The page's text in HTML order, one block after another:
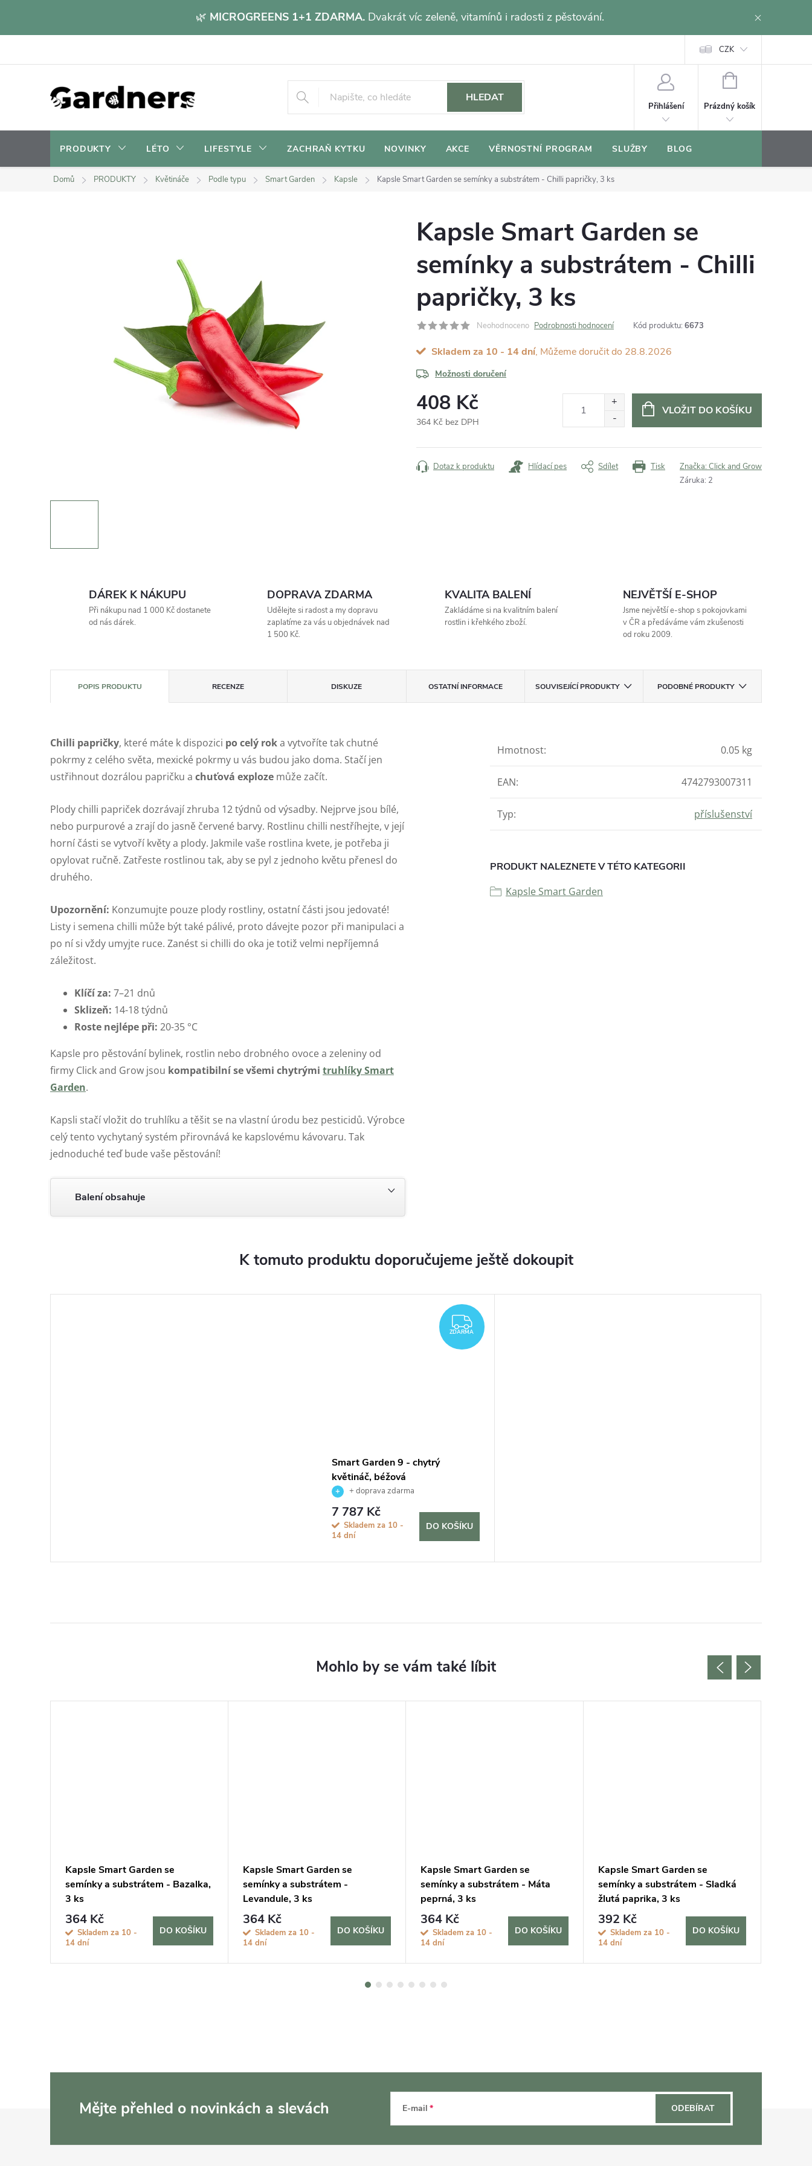
🌿 MICROGREENS 1+1 ZDARMA. Dvakrát víc zeleně, vitamínů i radosti z pěstování.
CZK
HLEDAT
Přihlášení
NÁKUPNÍ
Prázdný košík
PRODUKTY LÉTO LIFESTYLE ZACHRAŇ KYTKU NOVINKY AKCE VĚRNOSTNÍ PROGRAM SLUŽBY BLOG
Domů PRODUKTY Květináče Podle typu Smart Garden Kapsle Kapsle Smart Garden se semínky a substrátem - Chilli papričky, 3 ks
Kapsle Smart Garden se
semínky a substrátem - Chilli
papričky, 3 ks
Neohodnoceno Podrobnosti hodnocení Kód produktu: 6673
Skladem za 10 - 14 dní 28.8.2026
Možnosti doručení
408 Kč
364 Kč bez DPH
cena:
VLOŽIT DO KOŠÍKU
Tisk
Dotaz k produktu Hlídací pes Sdílet Značka: Click and Grow
Záruka: 2
DÁREK K NÁKUPU
Při nákupu nad 1 000 Kč dostanete
od nás dárek.
DOPRAVA ZDARMA
Udělejte si radost a my dopravu
zaplatíme za vás u objednávek nad
1 500 Kč.
KVALITA BALENÍ
Zakládáme si na kvalitním balení
rostlin i křehkého zboží.
NEJVĚTŠÍ E-SHOP
Jsme největší e-shop s pokojovkami
v ČR a předáváme vám zkušenosti
od roku 2009.
POPIS PRODUKTU RECENZE DISKUZE OSTATNÍ INFORMACE SOUVISEJÍCÍ PRODUKTY PODOBNÉ PRODUKTY
Chilli papričky, které máte k dispozici po celý roka vytvoříte tak chutné
pokrmy z celého světa, mexické pokrmy u vás budou jako doma. Stačí jen
ustřihnout dozrálou papričku a chuťová exploze může začít.
Plody chilli papriček dozrávají zhruba 12 týdnů od výsadby. Nejprve jsou bílé,
nebo purpurové a zrají do jasně červené barvy. Rostlinu chilli nestříhejte, v její
horní části se vytvoří květy a plody. Jakmile vaše rostlina kvete, je potřeba ji
opylovat ručně. Zatřeste rostlinou tak, aby se pyl z jednoho květu přenesl do
druhého.
Upozornění: Konzumujte pouze plody rostliny, ostatní části jsou jedovaté!
Listy i semena chilli může být také pálivé, proto dávejte pozor při manipulaci a
po ní si vždy umyjte ruce. Zanést si chilli do oka je totiž velmi nepříjemná
záležitost.
Klíčí za: 7–21 dnů
Sklizeň: 14-18 týdnů
Roste nejlépe při: 20-35 °C
Kapsle pro pěstování bylinek, rostlin nebo drobného ovoce a zeleniny od
firmy Click and Grow jsou kompatibilní se všemi chytrými truhlíky Smart
Garden.
Kapsli stačí vložit do truhlíku a těšit se na vlastní úrodu bez pesticidů. Výrobce
celý tento vychytaný systém přirovnává ke kapslovému kávovaru. Tak
jednoduché teď bude vaše pěstování!
Balení obsahuje
Hmotnost: 0.05 kg
EAN: 4742793007311
Typ: příslušenství
PRODUKT NALEZNETE V TÉTO KATEGORII
Kapsle Smart Garden
K tomuto produktu doporučujeme ještě dokoupit
ZDARMA
ZDARMA
Smart Garden 9 - chytrý
květináč, béžová
+ doprava zdarma
7 787 Kč
Skladem za 10 -
14 dní
DO KOŠÍKU
Kapsle Smart Garden se
semínky a substrátem - Bazalka,
3 ks
364 Kč
Skladem za 10 -
14 dní
DO KOŠÍKU
Kapsle Smart Garden se
semínky a substrátem -
Levandule, 3 ks
364 Kč
Skladem za 10 -
14 dní
DO KOŠÍKU
Kapsle Smart Garden se
semínky a substrátem - Máta
peprná, 3 ks
364 Kč
Skladem za 10 -
14 dní
DO KOŠÍKU
Kapsle Smart Garden se
semínky a substrátem - Sladká
žlutá paprika, 3 ks
392 Kč
Skladem za 10 -
14 dní
DO KOŠÍKU
Mějte přehled o novinkách a slevách E-mail ODEBÍRAT